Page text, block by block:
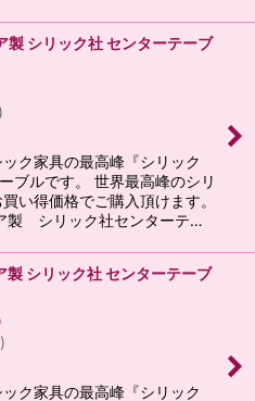
製 シリック社 センターテーブ
)
ク家具の最高峰『シリック
ブルです。 世界最高峰のシリ
い得価格でご購入頂けます。
製 シリック社センターテ…
製 シリック社 センターテーブ
)
ク家具の最高峰『シリック